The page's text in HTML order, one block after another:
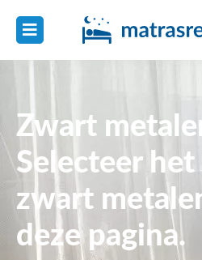
Zwart
Selecteer
zwart
deze pagina.